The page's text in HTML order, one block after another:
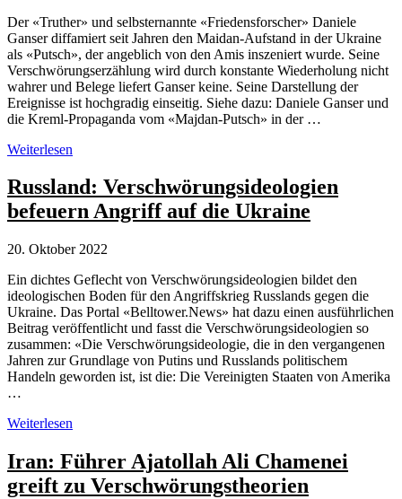
Der «Truther» und selbsternannte «Friedensforscher» Daniele
Ganser diffamiert seit Jahren den Maidan-Aufstand in der Ukraine
als «Putsch», der angeblich von den Amis inszeniert wurde. Seine
Verschwörungserzählung wird durch konstante Wiederholung nicht
wahrer und Belege liefert Ganser keine. Seine Darstellung der
Ereignisse ist hochgradig einseitig. Siehe dazu: Daniele Ganser und
die Kreml-Propaganda vom «Majdan-Putsch» in der …
Daniele
Repetitives
Gerede
vom
in
Ukraine
Weiterlesen
Russland: Verschwörungsideologien
befeuern Angriff auf die Ukraine
20. Oktober 2022
Ein dichtes Geflecht von Verschwörungsideologien bildet den
ideologischen Boden für den Angriffskrieg Russlands gegen die
Ukraine. Das Portal «Belltower.News» hat dazu einen ausführlichen
Beitrag veröffentlicht und fasst die Verschwörungsideologien so
zusammen: «Die Verschwörungsideologie, die in den vergangenen
Jahren zur Grundlage von Putins und Russlands politischem
Handeln geworden ist, ist die: Die Vereinigten Staaten von Amerika
…
Russland:
befeuern
Angriff
auf
Weiterlesen
Iran: Führer Ajatollah Ali Chamenei
greift zu Verschwörungstheorien